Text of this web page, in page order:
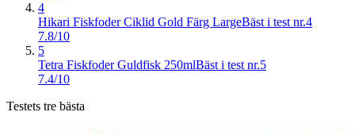
4
Hikari Fiskfoder Ciklid Gold Färg LargeBäst i test nr.4
7.8/10
5
Tetra Fiskfoder Guldfisk 250mlBäst i test nr.5
7.4/10
Testets tre bästa